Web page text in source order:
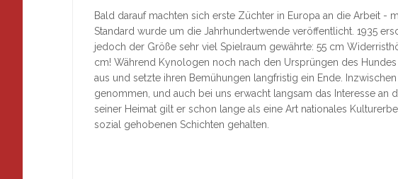
Bald darauf machten sich erste Züchter in Europa an die Arbeit -
Standard wurde um die Jahrhundertwende veröffentlicht. 1935
jedoch der Größe sehr viel Spielraum gewährte: 55 cm
cm! Während Kynologen noch nach den Ursprüngen des
aus und setzte ihren Bemühungen langfristig ein Ende.
genommen, und auch bei uns erwacht langsam das Interesse an
seiner Heimat gilt er schon lange als eine Art nationales
sozial gehobenen Schichten gehalten.